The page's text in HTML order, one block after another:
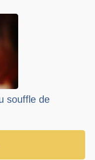
souffle de